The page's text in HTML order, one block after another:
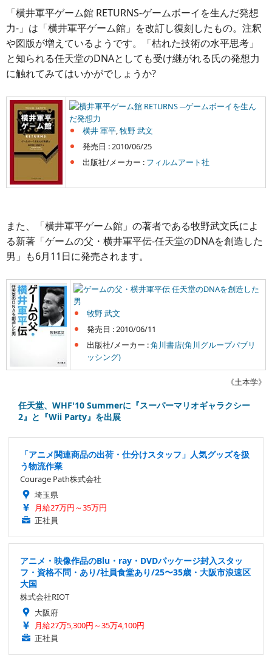
「横井軍平ゲーム館 RETURNS-ゲームボーイを生んだ発想
力-」は「横井軍平ゲーム館」を改訂し復刻したもの。注釈
や図版が増えているようです。「枯れた技術の水平思考」
と知られる任天堂のDNAとしても受け継がれる氏の発想力
に触れてみてはいかがでしょうか?
横井軍平ゲーム館 RETURNS ─ゲームボーイを生ん
だ発想力
横井 軍平,牧野 武文
発売日 :2010/06/25
出版社/メーカー : フィルムアート社
また、「横井軍平ゲーム館」の著者である牧野武文氏によ
る新著「ゲームの父・横井軍平伝-任天堂のDNAを創造した
男」も6月11日に発売されます。
ゲームの父・横井軍平伝 任天堂のDNAを創造した
男
牧野 武文
発売日 :2010/06/11
出版社/メーカー :角川書店(角川グループパブリ
ッシング)
《土本学》
任天堂、WHF'10 Summerに『スーパーマリオギャラクシー
2』と『Wii Party』を出展
「アニメ関連商品の出荷・仕分けスタッフ」人気グッズを扱
う物流作業
Courage Path株式会社
埼玉県
月給27万円～35万円
正社員
アニメ・映像作品のBlu・ray・DVDパッケージ封入スタッ
フ・資格不問・あり/社員食堂あり/25〜35歳・大阪市浪速区
大国
株式会社RIOT
大阪府
月給27万5,300円～35万4,100円
正社員